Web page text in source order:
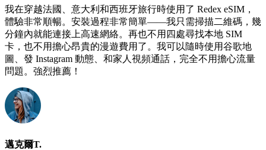
我在穿越法國、意大利和西班牙旅行時使用了 Redex eSIM，
體驗非常順暢。安裝過程非常簡單——我只需掃描二維碼，幾
分鐘內就能連接上高速網絡。再也不用四處尋找本地 SIM
卡，也不用擔心昂貴的漫遊費用了。我可以隨時使用谷歌地
圖、發 Instagram 動態、和家人視頻通話，完全不用擔心流量
問題。強烈推薦！
邁克爾T.